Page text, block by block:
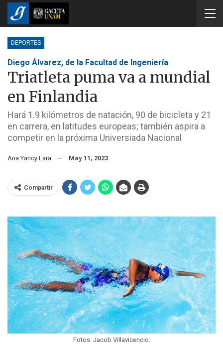
DEPORTES
Diego Álvarez, de la Facultad de Ingeniería
Triatleta puma va a mundial
en Finlandia
Hará 1.9 kilómetros de natación, 90 de bicicleta y 21
en carrera, en latitudes europeas; también aspira a
competir en la próxima Universiada Nacional
Ana Yancy Lara May 11, 2023
Compartir
Fotos: Jacob Villavicencio.